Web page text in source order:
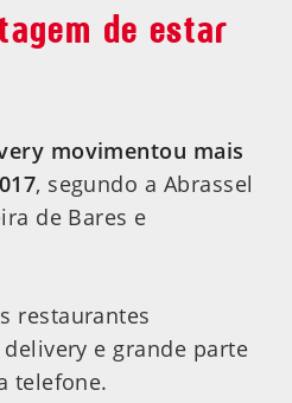
de estar
movimentou mais
, segundo a Abrassel
de Bares e
restaurantes
e grande parte
telefone.